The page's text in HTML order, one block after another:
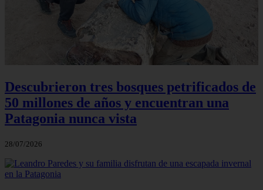
Descubrieron tres bosques petrificados de
50 millones de años y encuentran una
Patagonia nunca vista
28/07/2026